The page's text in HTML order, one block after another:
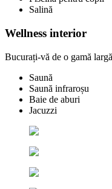
Salină
Wellness interior
Bucurați-vă de o gamă
Saună
Saună infraroșu
Baie de aburi
Jacuzzi